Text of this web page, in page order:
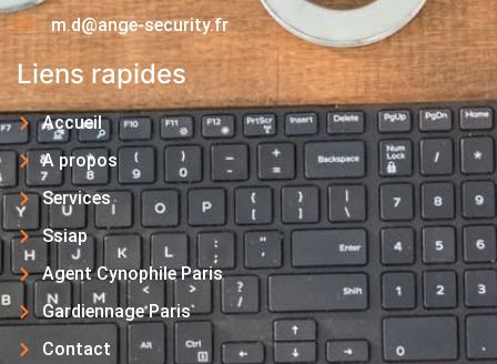
m.d@ange-security.fr
Liens rapides
Accueil
A propos
Services
Ssiap
Agent Cynophile Paris
Gardiennage Paris
Contact